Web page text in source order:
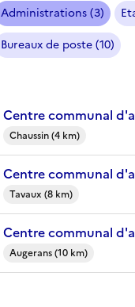
Administrations (3)
Bureaux de poste (10)
Centre communal
Chaussin (4 km)
Centre communal
Tavaux (8 km)
Centre communal
Augerans (10 km)